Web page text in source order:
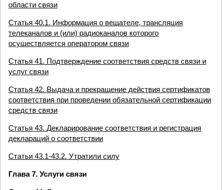
области связи
Статья 40.1. Информация о вещателе, трансляция
телеканалов и (или) радиоканалов которого
осуществляется оператором связи
Статья 41. Подтверждение соответствия средств связи и
услуг связи
Статья 42. Выдача и прекращение действия сертификатов
соответствия при проведении обязательной сертификации
средств связи
Статья 43. Декларирование соответствия и регистрация
деклараций о соответствии
Статьи 43.1-43.2. Утратили силу
Глава 7. Услуги связи